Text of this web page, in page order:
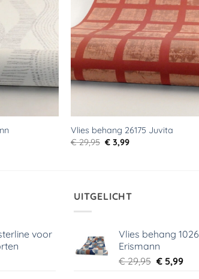
Vlies behang 26175 Juvita
€29,95 Oorspronkelijke
€ 3,99Huidige
voor
UITGELICHT
Vlies behang
Erismann
€29,95 €5,99